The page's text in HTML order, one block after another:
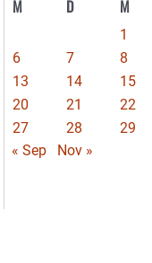
M D M
1
6
7 8
13
14 15
20
21 22
27
28 29
« Sep
Nov »